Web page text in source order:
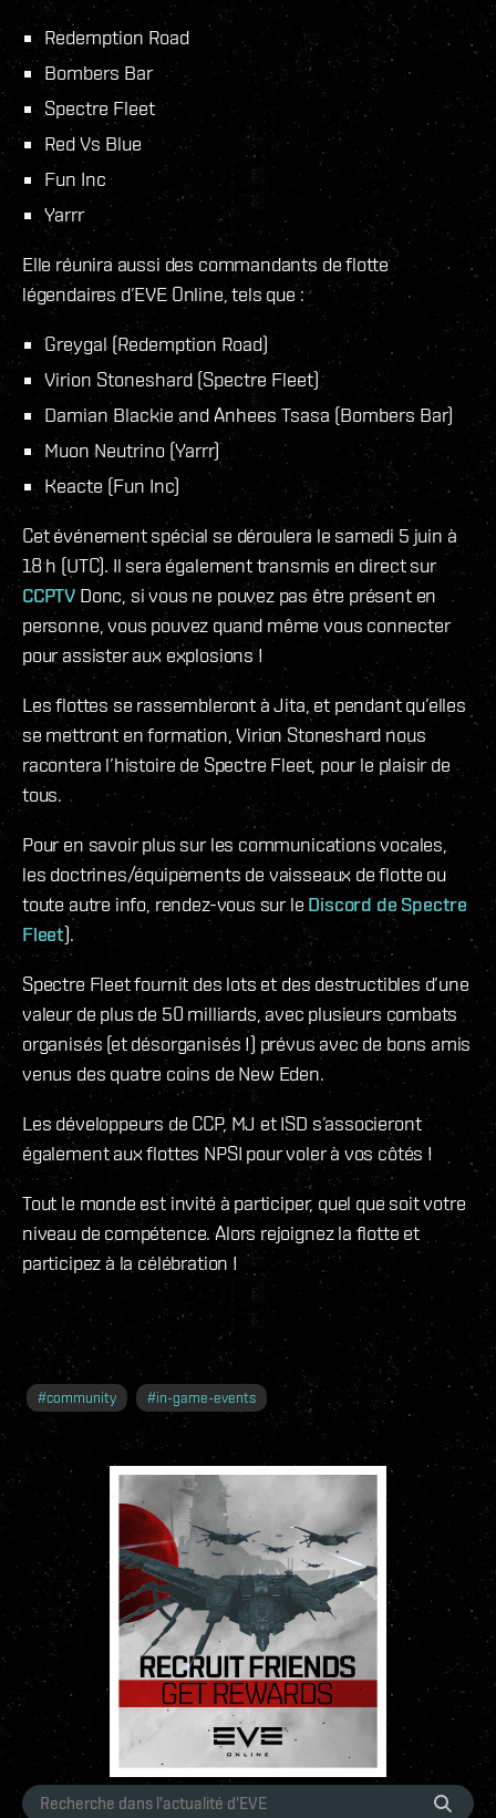
Redemption Road
Bombers Bar
Spectre Fleet
Red Vs Blue
Fun Inc
Yarrr
Elle réunira aussi des commandants de flotte
légendaires d’EVE Online, tels que :
Greygal (Redemption Road)
Virion Stoneshard (Spectre Fleet)
Damian Blackie and Anhees Tsasa (Bombers Bar)
Muon Neutrino (Yarrr)
Keacte (Fun Inc)
Cet événement spécial se déroulera le samedi 5 juin à
18 h (UTC). Il sera également transmis en direct sur
CCPTV Donc, si vous ne pouvez pas être présent en
personne, vous pouvez quand même vous connecter
pour assister aux explosions !
Les flottes se rassembleront à Jita, et pendant qu’elles
se mettront en formation, Virion Stoneshard nous
racontera l’histoire de Spectre Fleet, pour le plaisir de
tous.
Pour en savoir plus sur les communications vocales,
les doctrines/équipements de vaisseaux de flotte ou
toute autre info, rendez-vous sur le Discord de Spectre
Fleet).
Spectre Fleet fournit des lots et des destructibles d’une
valeur de plus de 50 milliards, avec plusieurs combats
organisés (et désorganisés !) prévus avec de bons amis
venus des quatre coins de New Eden.
Les développeurs de CCP, MJ et ISD s’associeront
également aux flottes NPSI pour voler à vos côtés !
Tout le monde est invité à participer, quel que soit votre
niveau de compétence. Alors rejoignez la flotte et
participez à la célébration !
#community #in-game-events